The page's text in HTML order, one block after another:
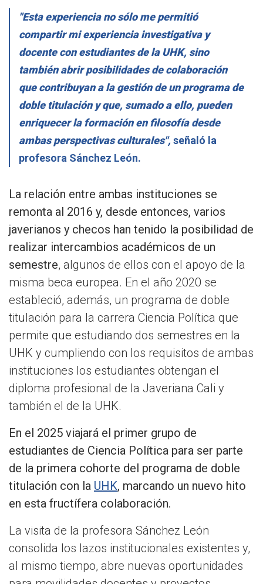
"Esta experiencia no sólo me permitió
compartir mi experiencia investigativa y
docente con estudiantes de la UHK, sino
también abrir posibilidades de colaboración
que contribuyan a la gestión de un programa de
doble titulación y que, sumado a ello, pueden
enriquecer la formación en filosofía desde
ambas perspectivas culturales", señaló la
profesora Sánchez León.
La relación entre ambas instituciones se
remonta al 2016 y, desde entonces, varios
javerianos y checos han tenido la posibilidad de
realizar intercambios académicos de un
semestre, algunos de ellos con el apoyo de la
misma beca europea. En el año 2020 se
estableció, además, un programa de doble
titulación para la carrera Ciencia Política que
permite que estudiando dos semestres en la
UHK y cumpliendo con los requisitos de ambas
instituciones los estudiantes obtengan el
diploma profesional de la Javeriana Cali y
también el de la UHK.
En el 2025 viajará el primer grupo de
estudiantes de Ciencia Política para ser parte
de la primera cohorte del programa de doble
titulación con la UHK, marcando un nuevo hito
en esta fructífera colaboración.
La visita de la profesora Sánchez León
consolida los lazos institucionales existentes y,
al mismo tiempo, abre nuevas oportunidades